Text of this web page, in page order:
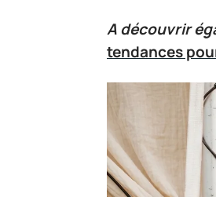
A découvrir
tendances